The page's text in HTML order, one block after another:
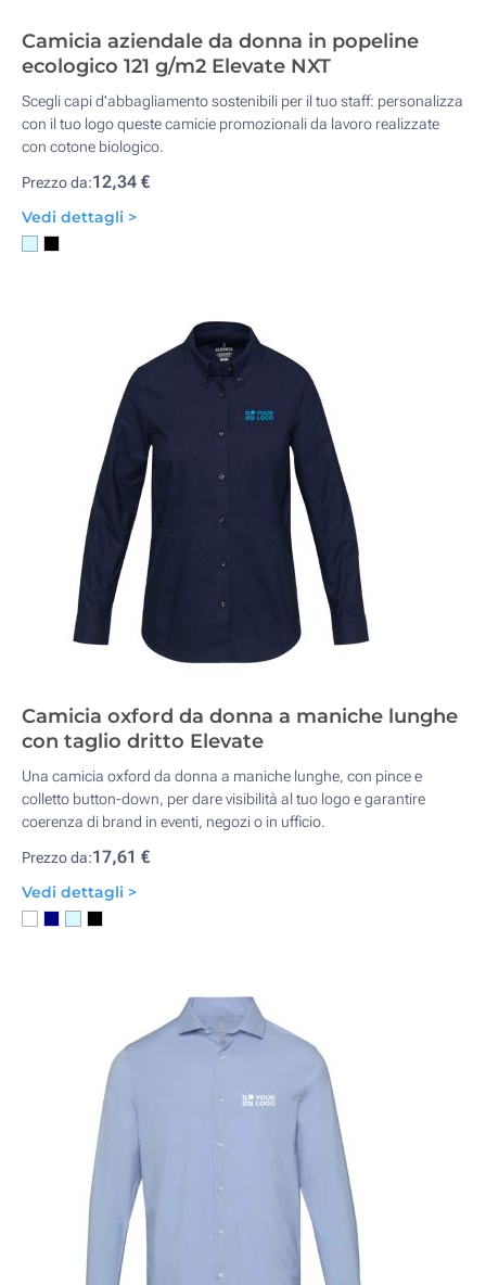
Camicia aziendale da donna in popeline
ecologico 121 g/m2 Elevate NXT
Scegli capi d'abbagliamento sostenibili per il tuo staff: personalizza
con il tuo logo queste camicie promozionali da lavoro realizzate
con cotone biologico.
Prezzo da:12,34 €
Vedi dettagli >
Camicia oxford da donna a maniche lunghe
con taglio dritto Elevate
Una camicia oxford da donna a maniche lunghe, con pince e
colletto button-down, per dare visibilità al tuo logo e garantire
coerenza di brand in eventi, negozi o in ufficio.
Prezzo da:17,61 €
Vedi dettagli >